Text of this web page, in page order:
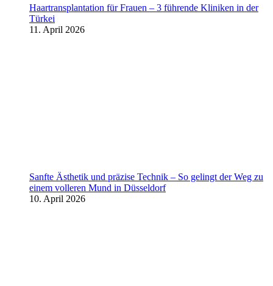
Haartransplantation für Frauen – 3 führende Kliniken in der
Türkei
11. April 2026
Sanfte Ästhetik und präzise Technik – So gelingt der Weg zu
einem volleren Mund in Düsseldorf
10. April 2026